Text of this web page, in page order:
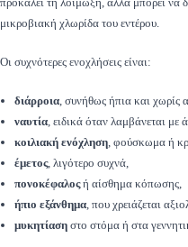
μικροβιακή χλωρίδα του εντέρου.
Οι συχνότερες ενοχλήσεις είναι:
διάρροια, συνήθως ήπια και χωρίς
ναυτία, ειδικά όταν λαμβάνεται με
κοιλιακή ενόχληση, φούσκωμα ή
έμετος, λιγότερο συχνά,
πονοκέφαλοςή αίσθημα κόπωσης,
ήπιο εξάνθημα, που χρειάζεται
μυκητίασηστο στόμα ή στα